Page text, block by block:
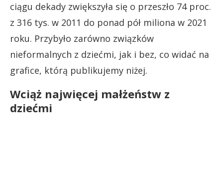
ciągu dekady zwiększyła się o przeszło 74 proc.
z 316 tys. w 2011 do ponad pół miliona w 2021
roku. Przybyło zarówno związków
nieformalnych z dziećmi, jak i bez, co widać na
grafice, którą publikujemy niżej.
Wciąż najwięcej małżeństw z
dziećmi